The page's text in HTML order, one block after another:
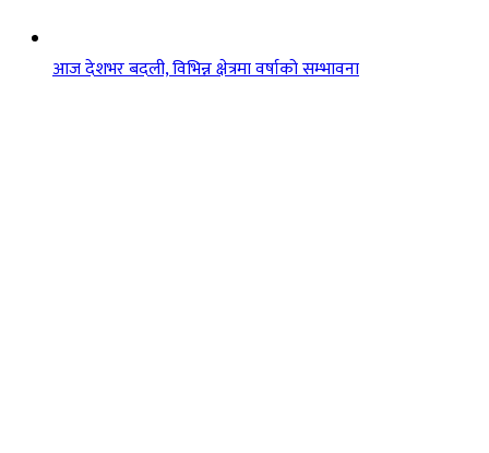
आज देशभर बदली, विभिन्न क्षेत्रमा वर्षाको सम्भावना